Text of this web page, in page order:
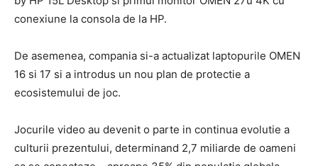
conexiune la consola de la HP.
De asemenea, compania si-a actualizat laptopurile OMEN
16 si 17 si a introdus un nou plan de protectie a
ecosistemului de joc.
Jocurile video au devenit o parte in continua evolutie a
culturii prezentului, determinand 2,7 miliarde de oameni